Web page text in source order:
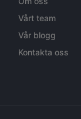
Vårt team
Vår blogg
Kontakta oss